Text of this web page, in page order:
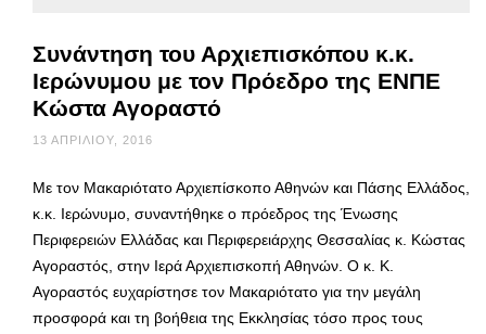
Συνάντηση του Αρχιεπισκόπου κ.κ.
Ιερώνυμου με τον Πρόεδρο της ΕΝΠΕ
Κώστα Αγοραστό
13 ΑΠΡΙΛΊΟΥ, 2016
Με τον Μακαριότατο Αρχιεπίσκοπο Αθηνών και Πάσης Ελλάδος,
κ.κ. Ιερώνυμο, συναντήθηκε ο πρόεδρος της Ένωσης
Περιφερειών Ελλάδας και Περιφερειάρχης Θεσσαλίας κ. Κώστας
Αγοραστός, στην Ιερά Αρχιεπισκοπή Αθηνών. Ο κ. Κ.
Αγοραστός ευχαρίστησε τον Μακαριότατο για την μεγάλη
προσφορά και τη βοήθεια της Εκκλησίας τόσο προς τους